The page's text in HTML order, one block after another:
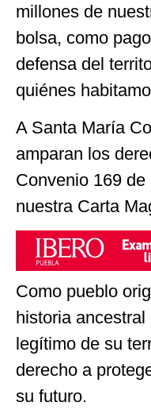
millones de
bolsa, como
defensa del
quiénes
A Santa María
amparan los
Convenio 169
nuestra Carta
Como pueblo
historia
legítimo de su
derecho a
su futuro.